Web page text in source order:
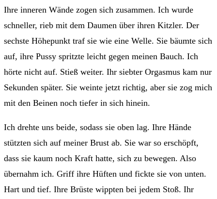
Ihre inneren Wände zogen sich zusammen. Ich wurde
schneller, rieb mit dem Daumen über ihren Kitzler. Der
sechste Höhepunkt traf sie wie eine Welle. Sie bäumte sich
auf, ihre Pussy spritzte leicht gegen meinen Bauch. Ich
hörte nicht auf. Stieß weiter. Ihr siebter Orgasmus kam nur
Sekunden später. Sie weinte jetzt richtig, aber sie zog mich
mit den Beinen noch tiefer in sich hinein.
Ich drehte uns beide, sodass sie oben lag. Ihre Hände
stützten sich auf meiner Brust ab. Sie war so erschöpft,
dass sie kaum noch Kraft hatte, sich zu bewegen. Also
übernahm ich. Griff ihre Hüften und fickte sie von unten.
Hart und tief. Ihre Brüste wippten bei jedem Stoß. Ihr